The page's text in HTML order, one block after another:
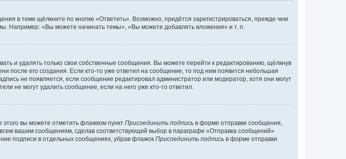
в теме щёлкните по кнопке «Ответить». Возможно, придётся зарегистрироваться, прежде чем
Например: «Вы можете начинать темы», «Вы можете добавлять вложения» и т. п.
и удалять только свои собственные сообщения. Вы можете перейти к редактированию, щёлкнув
после его создания. Если кто-то уже ответил на сообщение, то под ним появится небольшая
не появляется, если сообщение редактировал администратор или модератор, хотя они могут
не могут удалить сообщение, если на него уже кто-то ответил.
вы можете отметить флажком пункт Присоединить подпись в форме отправки сообщения,
вашим сообщениям, сделав соответствующий выбор в параграфе «Отправка сообщений»
подписи в отдельных сообщениях, убрав флажок Присоединить подпись в форме отправки